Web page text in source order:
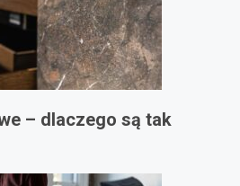
– dlaczego są tak